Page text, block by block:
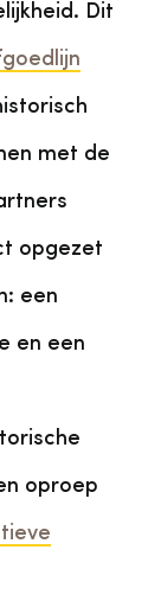
Dit
met de
opgezet
een
en een
oproep